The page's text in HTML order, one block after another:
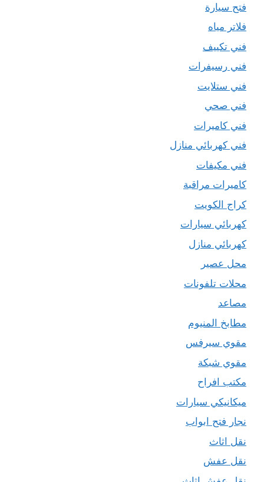
فتح سيارة
فلاتر مياه
فني تكييف
فني رسيفرات
فني ستلايت
فني صحي
فني كاميرات
فني كهربائي منازل
فني مكيفات
كاميرات مراقبة
كراج الكويت
كهربائي سيارات
كهربائي منازل
محل عصير
محلات تلفونات
مصاعد
مطابخ المنيوم
مقوي سيرفس
مقوي شبكة
مكتب افراح
ميكانيكي سيارات
نجار فتح ابواب
نقل اثاث
نقل عفش